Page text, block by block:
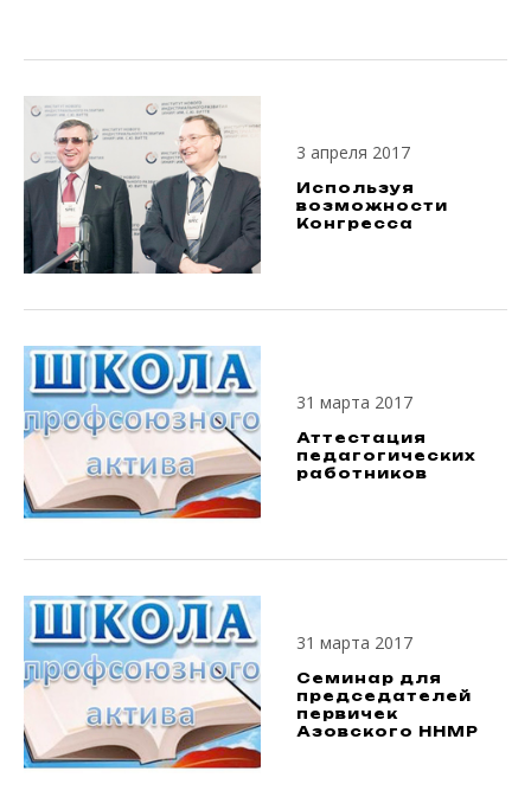
3 апреля 2017
Используя
возможности
Конгресса
31 марта 2017
Аттестация
педагогических
работников
31 марта 2017
Семинар для
председателей
первичек
Азовского ННМР